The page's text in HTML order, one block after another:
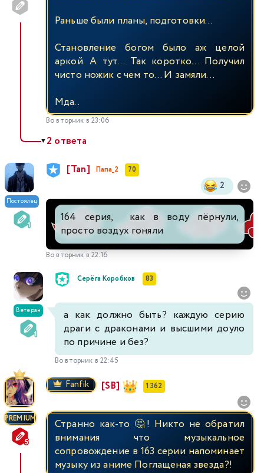
Раньше были планы, подготовки...
Становление богом было аж целой
аркой. А тут... Так коротко... Получил
чисто ножик с чем то... И замяли...
Мда..
Во вторник в 23:06
▼2 ответа
Постоялец
[Tan] Папа_2 70
2
164 серия, как в воду пёрнули,
просто воздух гоняли
Во вторник в 22:16
Ветеран
Серёга Коробков 83
а как должно быть? каждую серию
драги с драконами и высшими доуло
по причине и без?
Во вторник в 22:45
PREMIUM
Fanfik [SB] 1 362
Странно как-то 🤔! Никто не обратил
внимания что музыкальное
сопровождение в 163 серии напоминает
музыку из аниме Поглащеная звезда?!